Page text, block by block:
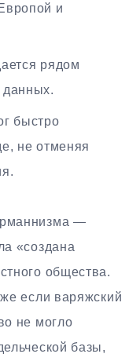
и
рядом
данных.
быстро
не отменяя
—
«создана
общества.
если варяжский
не могло
базы,